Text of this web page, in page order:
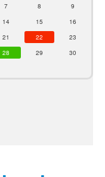
7 8
9
14 15
16
21 22
23
28 29
30